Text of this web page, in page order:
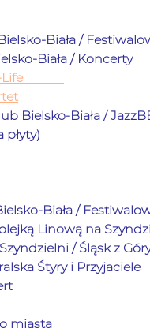
Bielsko-Biała /
Bielsko-Biała /
Bielsko-Biała /
płyty)
Bielsko-Biała /
Linową na
Szyndzielni / Śląsk z
Śtyry i Przyjaciele
miasta